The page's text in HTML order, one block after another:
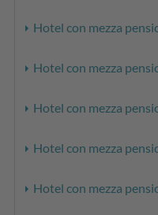
Hotel con mezza
Hotel con mezza
Hotel con mezza
Hotel con mezza
Hotel con mezza